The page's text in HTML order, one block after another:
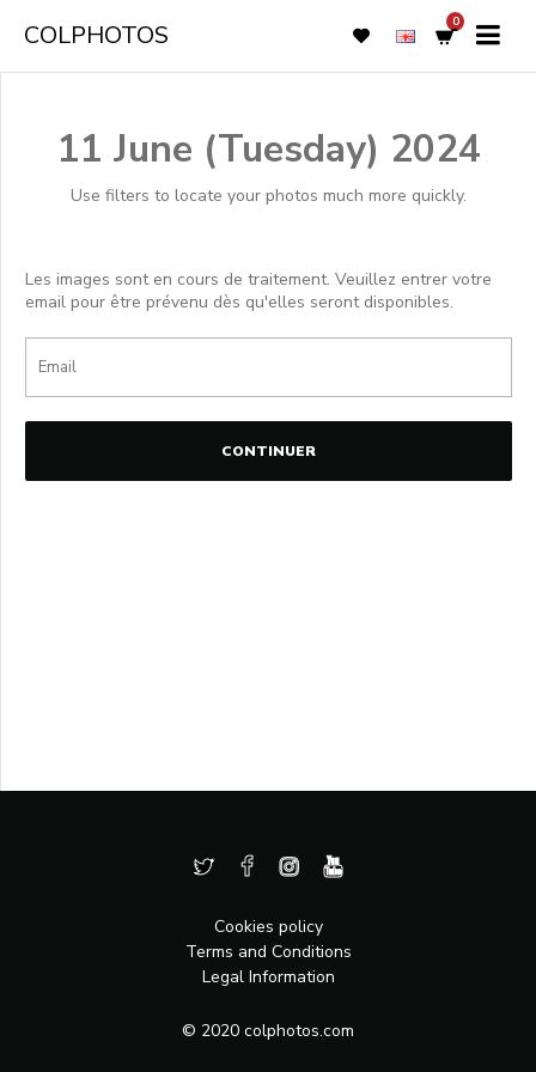
COLPHOTOS 0
11 June (Tuesday) 2024
Use filters to locate your photos much more quickly.
Les images sont en cours de traitement. Veuillez entrer votre
email pour être prévenu dès qu'elles seront disponibles.
CONTINUER
Cookies policy
Terms and Conditions
Legal Information
© 2020 colphotos.com